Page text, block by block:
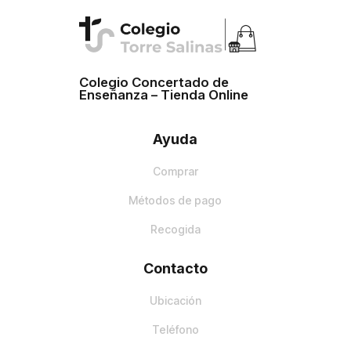
Colegio Concertado de
Enseñanza – Tienda Online
Ayuda
Comprar
Métodos de pago
Recogida
Contacto
Ubicación
Teléfono